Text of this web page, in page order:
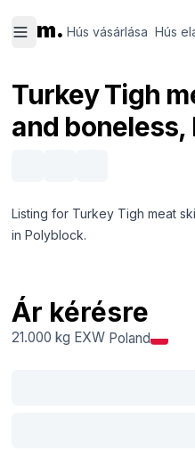
m. Hús vásárlása Hús
vásárlása eladása
Turkey Tigh
and boneless,
Listing for Turkey Tigh meat
in Polyblock.
Ár kérésre
21.000 kg EXW Poland